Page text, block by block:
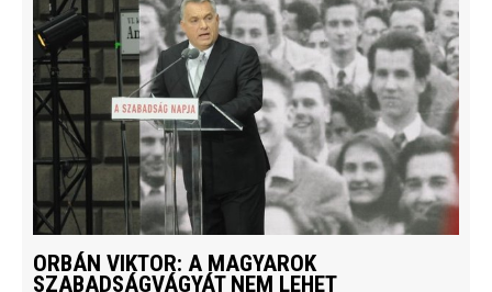
ORBÁN VIKTOR: A MAGYAROK
SZABADSÁGVÁGYÁT NEM LEHET